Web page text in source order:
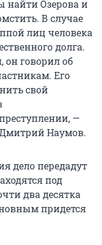
найти Озерова и
В случае
лиц человека
долга.
он говорил об
Его
свой
—
Наумов.
дело передадут
под
два десятка
придется